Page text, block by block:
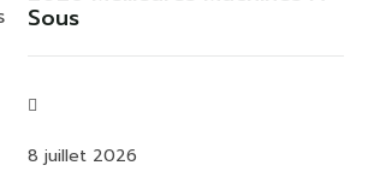
Sous
8 juillet 2026